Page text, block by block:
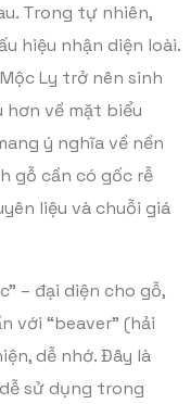
Trong tự nhiên,
hiệu nhận diện loài.
Ly trở nên sinh
hơn về mặt biểu
ý nghĩa về nền
gỗ cần có gốc rễ
liệu và chuỗi giá
– đại diện cho gỗ,
với “beaver” (hải
dễ nhớ. Đây là
sử dụng trong